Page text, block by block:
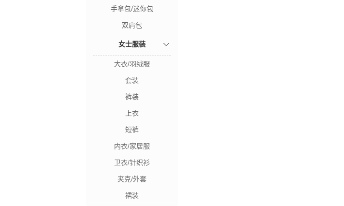
手拿包/迷你包
双肩包
女士服装
大衣/羽绒服
套装
裤装
上衣
短裤
内衣/家居服
卫衣/针织衫
夹克/外套
裙装